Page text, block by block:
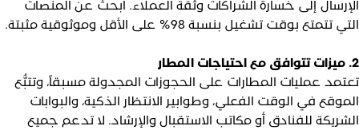
إلى خسارة الشراكات وثقة العملاء. ابحث عن المنصات
تتمتع بوقت تشغيل بنسبة 98% على الأقل وموثوقية مثبتة.
المطار
عمليات المطارات على الحجوزات المجدولة مسبقاً، وتتبُّع
في الوقت الفعلي، وطوابير الانتظار الذكية، والبوابات
للفنادق أو مكاتب الاستقبال والإرشاد. لا تدعم جميع